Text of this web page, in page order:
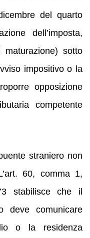
del quarto
dell’imposta,
sotto
impositivo o la
opposizione
competente
straniero non
60, comma 1,
stabilisce che il
deve comunicare
o la residenza